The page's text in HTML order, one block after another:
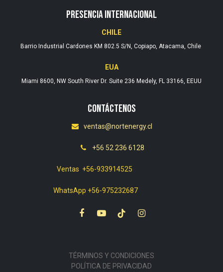
PRESENCIA INTERNACIONAL
CHILE
Barrio Industrial Cardones KM 802.5 S/N, Copiapo, Atacama, Chile
EUA
Miami 8600, NW South River Dr. Suite 236 Medely, FL 33166, EEUU
Contáctenos
ventas@nortenergy.cl
+56 52 236 6128
Ventas +56-933914525
WhatsApp +56-975232687
TÉRMINOS Y CONDICIONES
POLÍTICA DE PRIVACIDAD